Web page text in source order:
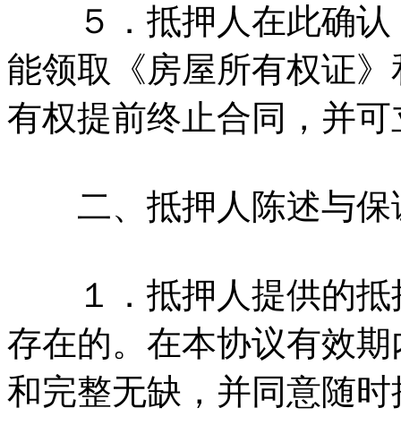
５．抵押人在此确认
能领取《房屋所有权证
有权提前终止合同，并
二、抵押人陈述与
１．抵押人提供的抵
存在的。在本协议有效
和完整无缺，并同意随